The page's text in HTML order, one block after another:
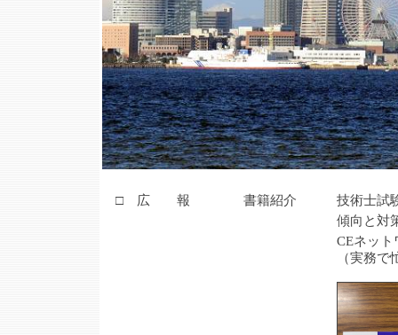
□ 広 報
書籍紹介 技術士試
傾向と対策 鹿
CEネットワークの仲
（実務で忙しい技術